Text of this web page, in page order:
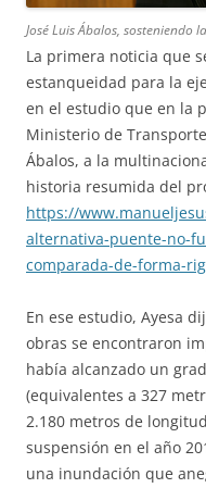
José Luis Ábalos, sosteniendo
La primera noticia que
estanqueidad para la
en el estudio que en la
Ministerio de
Ábalos, a la
historia resumida del
https://
alternativa-puente-no-
comparada-de-forma-
En ese estudio, Ayesa
obras se encontraron
había alcanzado un
(equivalentes a 327
2.180 metros de
suspensión en el año
una inundación que